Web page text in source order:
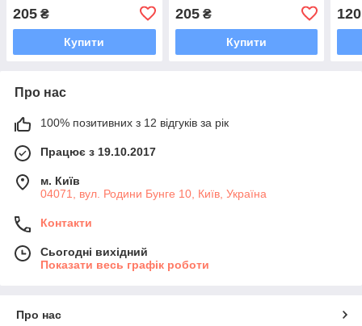
205 ₴
Купити
205₴
Купити
120
Про нас
100% позитивних з 12 відгуків за рік
Працює з 19.10.2017
м. Київ
04071, вул. Родини Бунге 10, Київ, Україна
Контакти
Сьогодні вихідний
Показати весь графік роботи
Про нас